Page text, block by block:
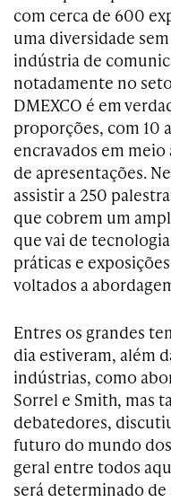
com cerca de 600
uma diversidade
indústria de
notadamente no
DMEXCO é em
proporções, com 10
encravados em meio
de apresentações.
assistir a 250
que cobrem um
que vai de
práticas e
voltados a
Entres os grandes
dia estiveram, além
indústrias, como
Sorrel e Smith, mas
debatedores,
futuro do mundo
geral entre todos
será determinado